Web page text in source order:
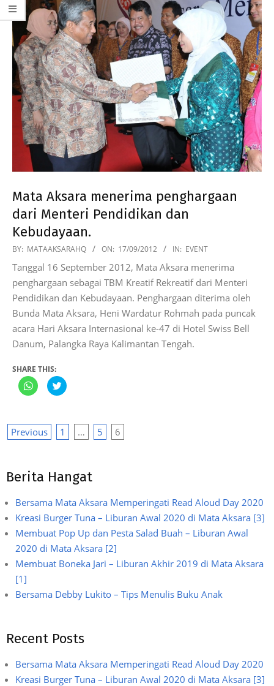
Mata Aksara menerima penghargaan
dari Menteri Pendidikan dan
Kebudayaan.
2012-
09-
17
BY: MATAAKSARAHQ ON: 17/09/2012 IN: EVENT
Tanggal 16 September 2012, Mata Aksara menerima
penghargaan sebagai TBM Kreatif Rekreatif dari Menteri
Pendidikan dan Kebudayaan. Penghargaan diterima oleh
Bunda Mata Aksara, Heni Wardatur Rohmah pada puncak
acara Hari Aksara Internasional ke-47 di Hotel Swiss Bell
Danum, Palangka Raya Kalimantan Tengah.
SHARE THIS:
Click
to
share
in
new
window)
Click
to
in
new
window)
Posts
Previous 1 … 5 6
Berita Hangat
Bersama Mata Aksara Memperingati Read Aloud Day 2020
Kreasi Burger Tuna – Liburan Awal 2020 di Mata Aksara [3]
Membuat Pop Up dan Pesta Salad Buah – Liburan Awal
2020 di Mata Aksara [2]
Membuat Boneka Jari – Liburan Akhir 2019 di Mata Aksara
[1]
Bersama Debby Lukito – Tips Menulis Buku Anak
Recent Posts
Bersama Mata Aksara Memperingati Read Aloud Day 2020
Kreasi Burger Tuna – Liburan Awal 2020 di Mata Aksara [3]